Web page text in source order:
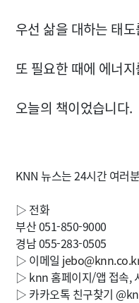
우선 삶을 대하는 태
또 필요한 때에 에너
오늘의 책이었습니다.
KNN 뉴스는 24시간 여러
▷ 전화
부산 051-850-9000
경남 055-283-0505
▷ 이메일
▷ knn 홈페이지/앱 접속,
▷ 카카오톡 친구찾기